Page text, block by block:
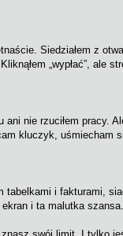
Siedziałem z
„wypłać”, ale
nie rzuciłem
kluczyk, uśmiecham
tabelkami i fakturami,
i ta malutka szansa.